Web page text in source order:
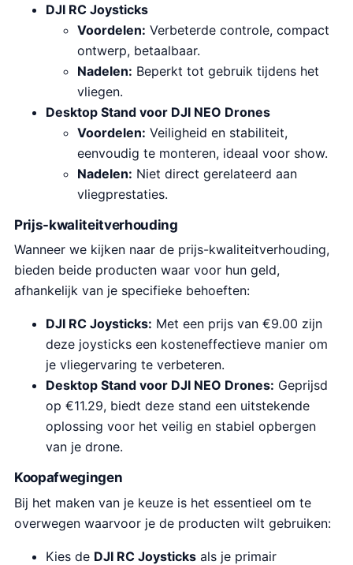
DJI RC Joysticks
Voordelen: Verbeterde controle, compact
ontwerp, betaalbaar.
Nadelen: Beperkt tot gebruik tijdens het
vliegen.
Desktop Stand voor DJI NEO Drones
Voordelen: Veiligheid en stabiliteit,
eenvoudig te monteren, ideaal voor show.
Nadelen: Niet direct gerelateerd aan
vliegprestaties.
Prijs-kwaliteitverhouding
Wanneer we kijken naar de prijs-kwaliteitverhouding,
bieden beide producten waar voor hun geld,
afhankelijk van je specifieke behoeften:
DJI RC Joysticks: Met een prijs van €9.00 zijn
deze joysticks een kosteneffectieve manier om
je vliegervaring te verbeteren.
Desktop Stand voor DJI NEO Drones: Geprijsd
op €11.29, biedt deze stand een uitstekende
oplossing voor het veilig en stabiel opbergen
van je drone.
Koopafwegingen
Bij het maken van je keuze is het essentieel om te
overwegen waarvoor je de producten wilt gebruiken:
Kies de DJI RC Joysticks als je primair